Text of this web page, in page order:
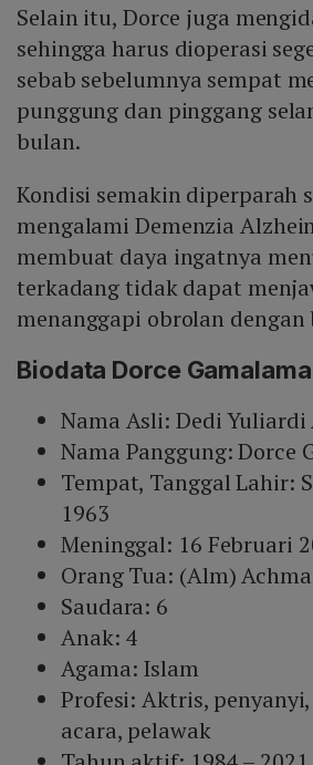
Selain itu, Dorce juga
sehingga harus dioperasi
sebab sebelumnya sempat
punggung dan pinggang
bulan.
Kondisi semakin diperparah
mengalami Demenzia
membuat daya ingatnya
terkadang tidak dapat
menanggapi obrolan dengan
Biodata Dorce Gamalama
Nama Asli: Dedi Yuliardi
Nama Panggung: Dorce
Tempat, Tanggal Lahir:
1963
Meninggal: 16 Februari
Orang Tua: (Alm)
Saudara: 6
Anak: 4
Agama: Islam
Profesi: Aktris,
acara, pelawak